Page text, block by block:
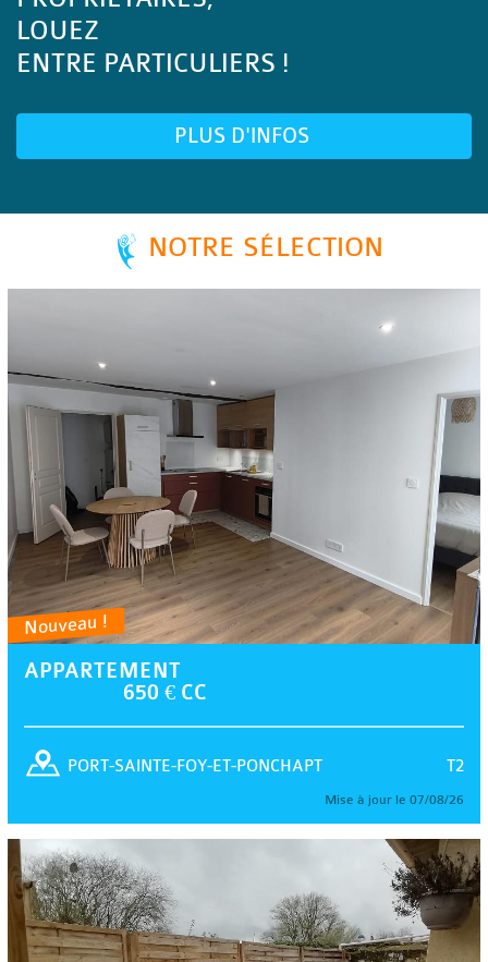
LOUEZ
ENTRE PARTICULIERS !
PLUS D'INFOS
NOTRE SÉLECTION
Nouveau !
APPARTEMENT
650 € CC
T2
PORT-SAINTE-FOY-ET-PONCHAPT
Mise à jour le 07/08/26